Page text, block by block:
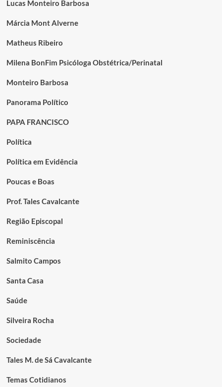
Lucas Monteiro Barbosa
Márcia Mont Alverne
Matheus Ribeiro
Milena BonFim Psicóloga Obstétrica/Perinatal
Monteiro Barbosa
Panorama Político
PAPA FRANCISCO
Política
Política em Evidência
Poucas e Boas
Prof. Tales Cavalcante
Região Episcopal
Reminiscência
Salmito Campos
Santa Casa
Saúde
Silveira Rocha
Sociedade
Tales M. de Sá Cavalcante
Temas Cotidianos